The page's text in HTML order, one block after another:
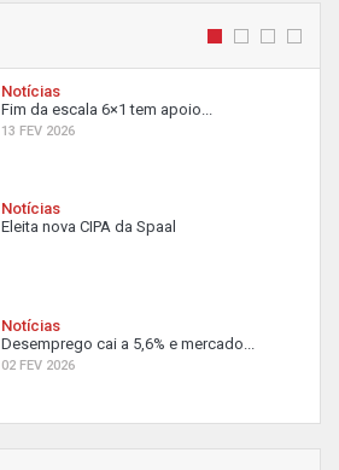
Notícias
Fim da escala 6×1 tem apoio...
13 FEV 2026
Notícias
Eleita nova CIPA da Spaal
Notícias
Desemprego cai a 5,6% e mercado...
02 FEV 2026